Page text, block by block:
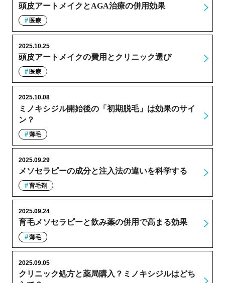
頭皮アートメイクとAGA治療の併用効果
医療
頭皮アートメイクの費用とクリニック選び
2025.10.25
医療
ミノキシジル開始後の「初期脱毛」は効果のサイ
ン？
2025.10.08
薄毛
メソセラピーの成分と注入法の違いを科学する
2025.09.29
育毛剤
育毛メソセラピーと飲み薬の併用で高まる効果
2025.09.24
薄毛
クリニック処方と薬局購入？ミノキシジルはどち
2025.09.05